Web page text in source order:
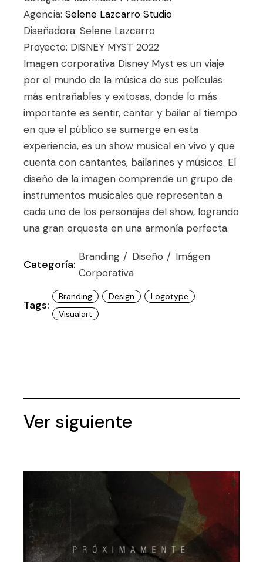
Agencia:Selene Lazcarro Studio
Diseñadora: Selene Lazcarro
Proyecto: DISNEY MYST 2022
Imagen corporativa Disney Myst es un viaje
por el mundo de la música de sus películas
más entrañables y exitosas, donde lo más
importante es sentir, cantar y bailar al tiempo
en que el público se sumerge en esta
experiencia, es un show musical en vivo y que
cuenta con cantantes, bailarines y músicos. El
diseño de la imagen comprende un grupo de
instrumentos musicales que representan a
cada uno de los personajes del show, logrando
una gran orquesta en una armonía perfecta.
Categoría:
Branding Diseño
Imágen
Corporativa
Tags:
Branding Design
Logotype
Visualart
Ver siguiente